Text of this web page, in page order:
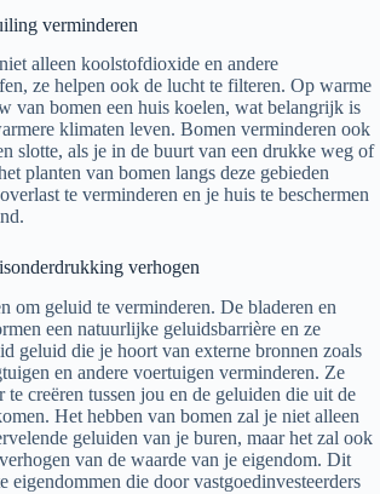
verminderen
alleen koolstofdioxide en andere
ze helpen ook de lucht te filteren. Op warme
van bomen een huis koelen, wat belangrijk is
klimaten leven. Bomen verminderen ook
slotte, als je in de buurt van een drukke weg of
planten van bomen langs deze gebieden
te verminderen en je huis te beschermen
verhogen
om geluid te verminderen. De bladeren en
een natuurlijke geluidsbarrière en ze
geluid die je hoort van externe bronnen zoals
en andere voertuigen verminderen. Ze
creëren tussen jou en de geluiden die uit de
Het hebben van bomen zal je niet alleen
geluiden van je buren, maar het zal ook
van de waarde van je eigendom. Dit
eigendommen die door vastgoedinvesteerders